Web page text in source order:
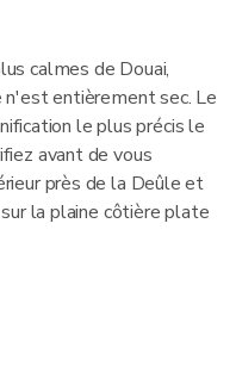
calmes de Douai,
n'est entièrement sec. Le
le plus précis le
avant de vous
près de la Deûle et
la plaine côtière plate